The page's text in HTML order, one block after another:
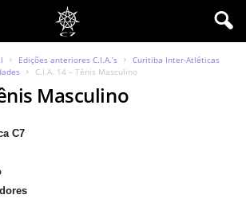
Edições anteriores C.I.A.’s
Curitiba Inter-Atléticas
C.I.A. 14 – Tênis Masculino
Masculino
C7